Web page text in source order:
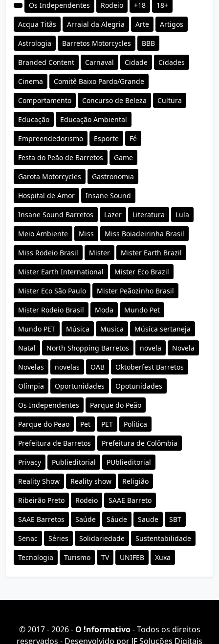
Os Independentes Rodeio +18 18+
Acqua Titãs Arraial da Alegria Arte Artigos
Astrologia Barretos Motorcycles BBB
Branded Content Carnaval Cidade Cidades
Cinema Comitê Baixo Pardo/Grande
Comportamento Concurso de Beleza Cultura
Educação Educação Ambiental
Empreendedorismo Esporte Fé
Festa do Peão de Barretos Game
Garota Motorcycles Gastronomia
Hospital de Amor Insane Sound
Insane Sound Barretos Lazer Literatura Lula
Meio Ambiente Miss Miss Boiadeirinha Brasil
Miss Rodeio Brasil Mister Mister Earth Brazil
Mister Earth International Mister Eco Brazil
Mister Eco São Paulo Mister Peãozinho Brasil
Mister Rodeio Brasil Moda Mundo Pet
Mundo PET Música Musica Música sertaneja
Natal North Shopping Barretos novela Novela
Novelas novelas OAB Oktoberfest Barretos
Olímpia Oportunidades Opotunidades
Os Independentes Parque do Peão
Parque do Peao Pet PET Política
Prefeitura de Barretos Prefeitura de Colômbia
Privacy Publieditorial PUblieditorial
Reality Show Reality show Religião
Ribeirão Preto Rodeio SAAE Barreto
SAAE Barretos Saúde Sáude Saude SBT
Senac Séries Solidariedade Sustentabilidade
Tecnologia Turismo TV UNIFEB Xuxa
© 2017 - 2026 - O ǃnformativo- Todos os direitos
reservados - Desenvolvido por JF Soluções Digitais